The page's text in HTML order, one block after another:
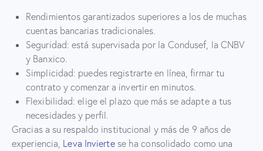
Rendimientos garantizados superiores a los de muchas
cuentas bancarias tradicionales.
Seguridad: está supervisada por la Condusef, la CNBV
y Banxico.
Simplicidad: puedes registrarte en línea, firmar tu
contrato y comenzar a invertir en minutos.
Flexibilidad: elige el plazo que más se adapte a tus
necesidades y perfil.
Gracias a su respaldo institucional y más de 9 años de
experiencia, Leva Inviertese ha consolidado como una